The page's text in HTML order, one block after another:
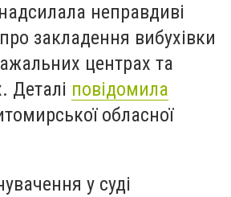
неправдиві
закладення вибухівки
центрах та
Деталі повідомила
обласної
у суді